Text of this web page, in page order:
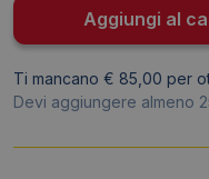
Aggiungi al
Ti mancano € 85,00 per
Devi aggiungere almeno